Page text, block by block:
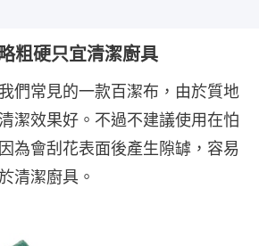
粗硬只宜清潔廚具
們常見的一款百潔布，由於質地
潔效果好。不過不建議使用在怕
為會刮花表面後產生隙罅，容易
清潔廚具。